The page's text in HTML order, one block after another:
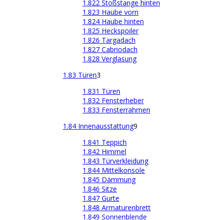
1.822 Stoßstange hinten
1.823 Haube vorn
1.824 Haube hinten
1.825 Heckspoiler
1.826 Targadach
1.827 Cabriodach
1.828 Verglasung
1.83 Türen3
1.831 Türen
1.832 Fensterheber
1.833 Fensterrahmen
1.84 Innenausstattung9
1.841 Teppich
1.842 Himmel
1.843 Türverkleidung
1.844 Mittelkonsole
1.845 Dämmung
1.846 Sitze
1.847 Gurte
1.848 Armaturenbrett
1.849 Sonnenblende